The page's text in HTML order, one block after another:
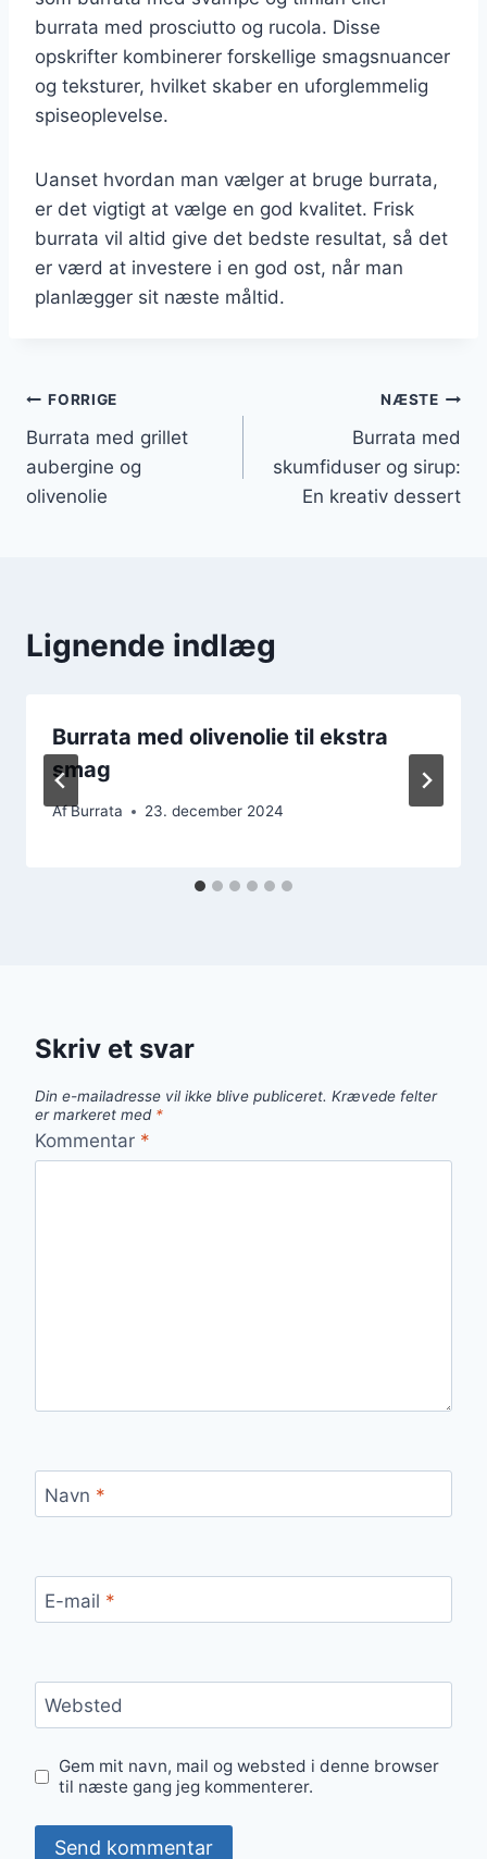
burrata med prosciutto og rucola. Disse
opskrifter kombinerer forskellige smagsnuancer
og teksturer, hvilket skaber en uforglemmelig
spiseoplevelse.
Uanset hvordan man vælger at bruge burrata,
er det vigtigt at vælge en god kvalitet. Frisk
burrata vil altid give det bedste resultat, så det
er værd at investere i en god ost, når man
planlægger sit næste måltid.
Indlægsnavigation
FORRIGE
Burrata med grillet
aubergine og
olivenolie
NÆSTE
Burrata med
skumfiduser og sirup:
En kreativ dessert
Lignende indlæg
Burrata med olivenolie til ekstra
smag
AfBurrata 23. december 2024
Skriv et svar
Din e-mailadresse vil ikke blive publiceret. Krævede felter
er markeret med *
Kommentar *
Navn *
E-mail *
Websted
Gem mit navn, mail og websted i denne browser
til næste gang jeg kommenterer.